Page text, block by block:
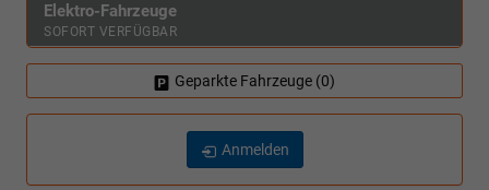
Elektro-Fahrzeuge
SOFORT VERFÜGBAR
Geparkte Fahrzeuge (0)
Anmelden